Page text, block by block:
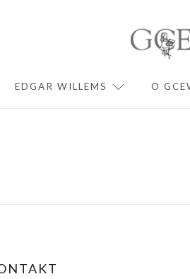
EDGAR WILLEMS EXPAND
O